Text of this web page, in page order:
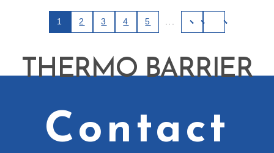
1 2 3 4 5 ...
THERMO BARRIER
Contact